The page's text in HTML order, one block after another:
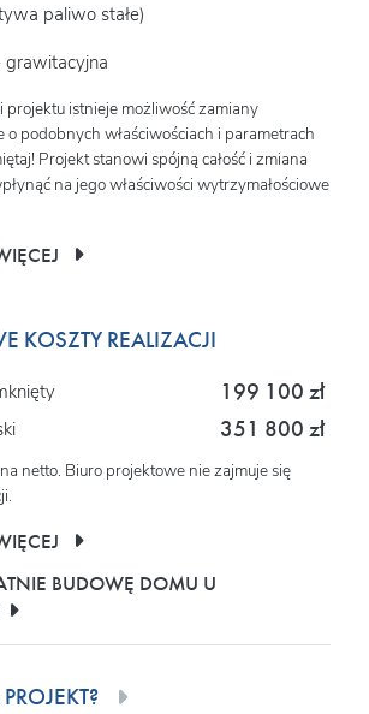
paliwo stałe)
grawitacyjna
projektu istnieje możliwość zamiany
o podobnych właściwościach i parametrach
Projekt stanowi spójną całość i zmiana
na jego właściwości wytrzymałościowe
KOSZTY REALIZACJI
199 100 zł
351 800 zł
netto. Biuro projektowe nie zajmuje się
BUDOWĘ DOMU U